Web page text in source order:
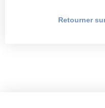
Retourner